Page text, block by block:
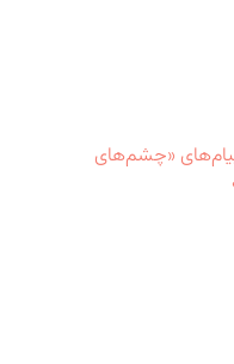
«چشم‌های